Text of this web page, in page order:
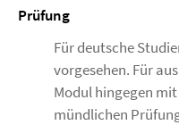
Prüfung
Für deutsche
vorgesehen. Für
Modul hingegen
mündlichen